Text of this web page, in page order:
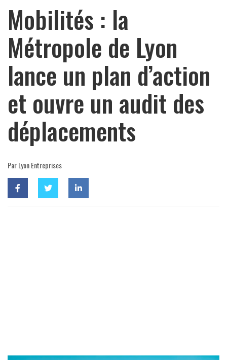
Mobilités : la
Métropole de Lyon
lance un plan d’action
et ouvre un audit des
déplacements
Par Lyon Entreprises